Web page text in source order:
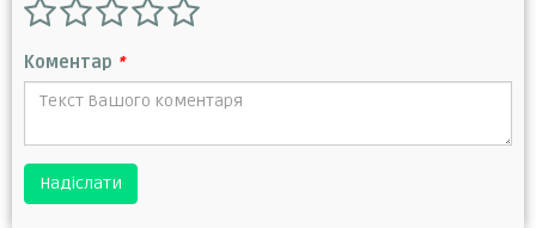
Коментар *
Надіслати